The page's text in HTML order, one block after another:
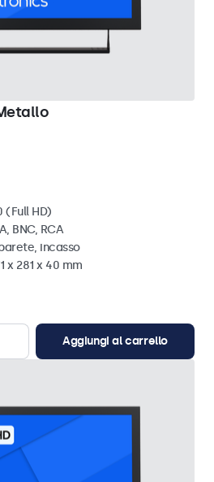
(Full HD)
BNC, RCA
incasso
x 281 x 40 mm
Aggiungi al carrello